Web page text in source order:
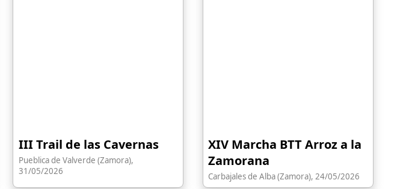
III Trail de las Cavernas
Pueblica de Valverde (Zamora),
31/05/2026
XIV Marcha BTT Arroz a la
Zamorana
Carbajales de Alba (Zamora), 24/05/2026